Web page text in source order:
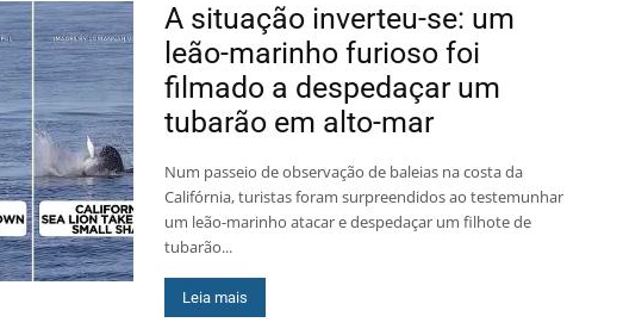
A situação inverteu-se: um
leão-marinho furioso foi
filmado a despedaçar um
tubarão em alto-mar
Num passeio de observação de baleias na costa da
Califórnia, turistas foram surpreendidos ao testemunhar
um leão-marinho atacar e despedaçar um filhote de
tubarão...
Leia mais